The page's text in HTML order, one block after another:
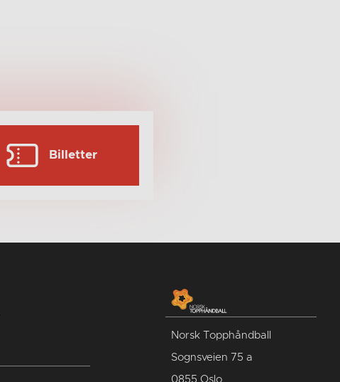
Billetter
Norsk Topphåndball
Sognsveien 75 a
0855 Oslo